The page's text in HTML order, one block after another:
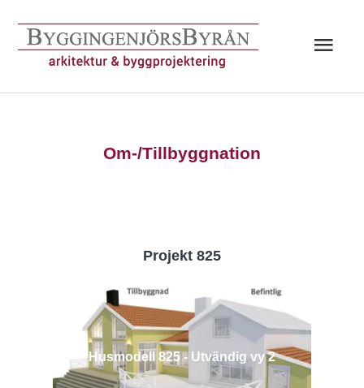
innehåll
Om-/Tillbyggnation
Projekt 825
Husmodell 825 - Utvändig vy 2